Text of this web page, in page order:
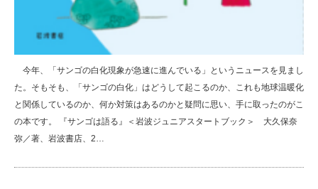
今年、「サンゴの白化現象が急速に進んでいる」というニュースを見まし
た。そもそも、「サンゴの白化」はどうして起こるのか、これも地球温暖化
と関係しているのか、何か対策はあるのかと疑問に思い、手に取ったのがこ
の本です。 『サンゴは語る』＜岩波ジュニアスタートブック＞ 大久保奈
弥／著、岩波書店、2…